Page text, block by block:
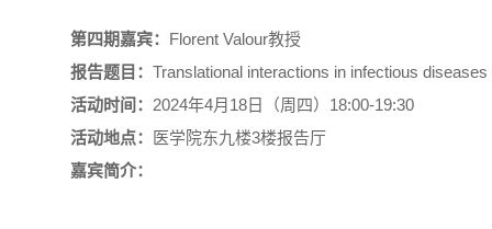
第四期嘉宾： Florent Valour教授
报告题目： Translational interactions in infectious
活动时间： 2024年4月18日（周四）18:00-19:30
活动地点：
医学院东九楼3楼报告厅
嘉宾简介：